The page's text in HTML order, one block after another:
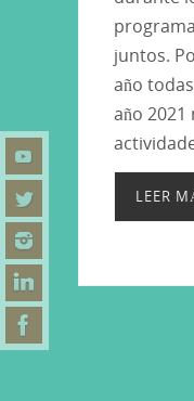
juntos.
año
año
LEER